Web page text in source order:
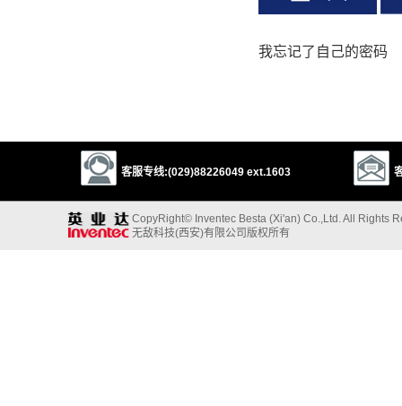
我忘记了自己的密码
客服专线:(029)88226049 ext.1603
CopyRight© Inventec Besta (Xi'an) Co.,Ltd. All Rights
无敌科技(西安)有限公司版权所有